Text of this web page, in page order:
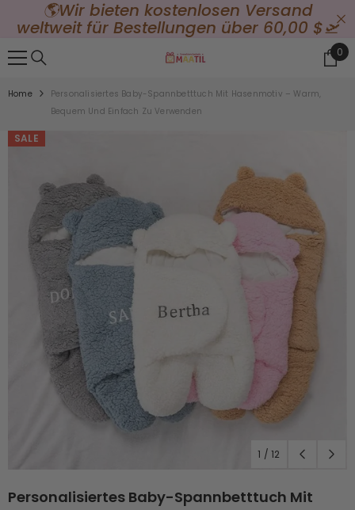
{{ "ACCESSIBILITY.SKIP_TO_TEXT" | T }}
🌎Wir bieten kostenlosen Versand
weltweit für Bestellungen über 60,00 $🛫
0
0
Home
Personalisiertes Baby-Spannbetttuch Mit Hasenmotiv – Warm,
Bequem Und Einfach Zu Verwenden
SALE
1 /12
Personalisiertes Baby-Spannbetttuch Mit